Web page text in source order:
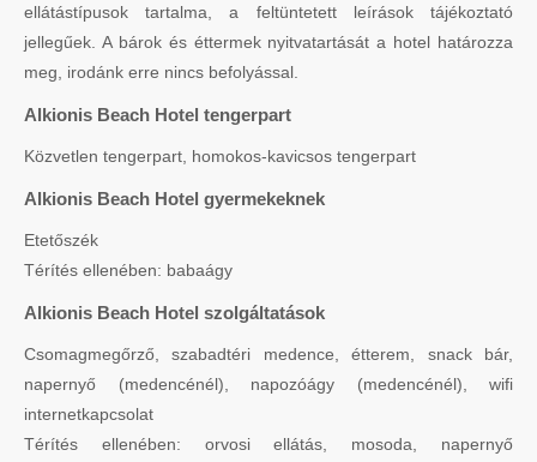
ellátástípusok tartalma, a feltüntetett leírások tájékoztató
jellegűek. A bárok és éttermek nyitvatartását a hotel határozza
meg, irodánk erre nincs befolyással.
Alkionis Beach Hotel tengerpart
Közvetlen tengerpart, homokos-kavicsos tengerpart
Alkionis Beach Hotel gyermekeknek
Etetőszék
Térítés ellenében: babaágy
Alkionis Beach Hotel szolgáltatások
Csomagmegőrző, szabadtéri medence, étterem, snack bár,
napernyő (medencénél), napozóágy (medencénél), wifi
internetkapcsolat
Térítés ellenében: orvosi ellátás, mosoda, napernyő